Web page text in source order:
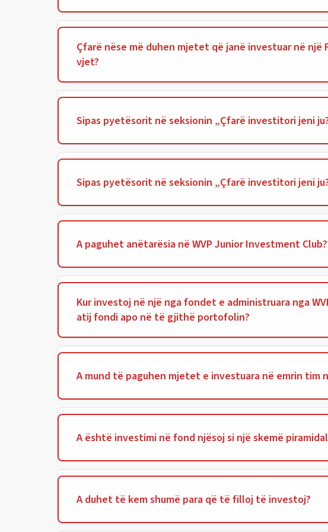
Çfarë nëse më duhen mjetet që janë investuar në
vjet?
Sipas pyetësorit në seksionin „Çfarë investitori jeni
Sipas pyetësorit në seksionin „Çfarë investitori jeni
A paguhet anëtarësia në WVP Junior Investment Club?
Kur investoj në një nga fondet e administruara nga
atij fondi apo në të gjithë portofolin?
A mund të paguhen mjetet e investuara në emrin
A është investimi në fond njësoj si një skemë
A duhet të kem shumë para që të filloj të investoj?